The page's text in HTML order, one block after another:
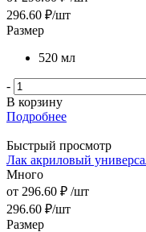
296.60 ₽/шт
Размер
520 мл
-
В корзину
Подробнее
Быстрый просмотр
Лак акриловый
Много
от 296.60 ₽ /шт
296.60 ₽/шт
Размер